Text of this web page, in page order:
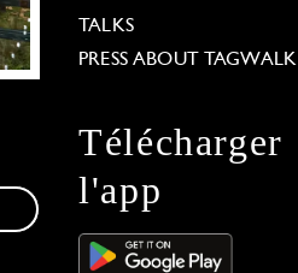
TALKS
PRESS ABOUT TAGWALK
Télécharger
l'app